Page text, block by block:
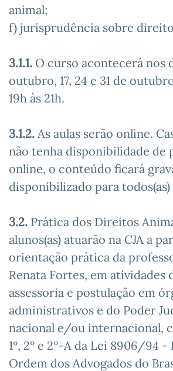
animal;
f) jurisprudência sobre
3.1.1. O curso acontecerá nos
outubro, 17, 24 e 31 de
19h às 21h.
3.1.2. As aulas serão online.
não tenha disponibilidade de
online, o conteúdo ficará
disponibilizado para todos(as)
3.2. Prática dos Direitos
alunos(as) atuarão na CJA a
orientação prática da
Renata Fortes, em atividades
assessoria e postulação em
administrativos e do Poder
nacional e/ou internacional,
1º, 2º e 2º-A da Lei 8906/94
Ordem dos Advogados do